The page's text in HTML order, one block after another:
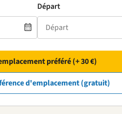
Départ
préféré (+ 30 €)
d'emplacement (gratuit)